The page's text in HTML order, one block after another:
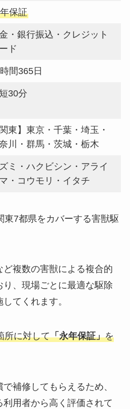
保証
・銀行振込・クレジット
ド
間365日
30分
関東】東京・千葉・埼玉・
川・群馬・茨城・栃木
ミ・ハクビシン・アライ
・コウモリ・イタチ
東7都県をカバーする害獣駆
複数の害獣による複合的
、現場ごとに最適な駆除
てくれます。
所に対して「永年保証」を
補修してもらえるため、
用者から高く評価されて